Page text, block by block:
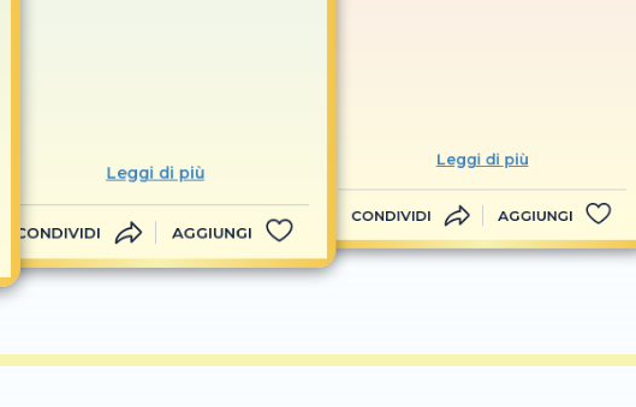
Leggi di più
CONDIVIDI AGGIUNGI
Leggi di più
CONDIVIDI AGGIUNGI